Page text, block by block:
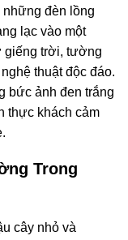
đèn lồng
lạc vào một
giếng trời, tường
thuật độc đáo.
bức ảnh đen trắng
thực khách cảm
Trong
cây nhỏ và